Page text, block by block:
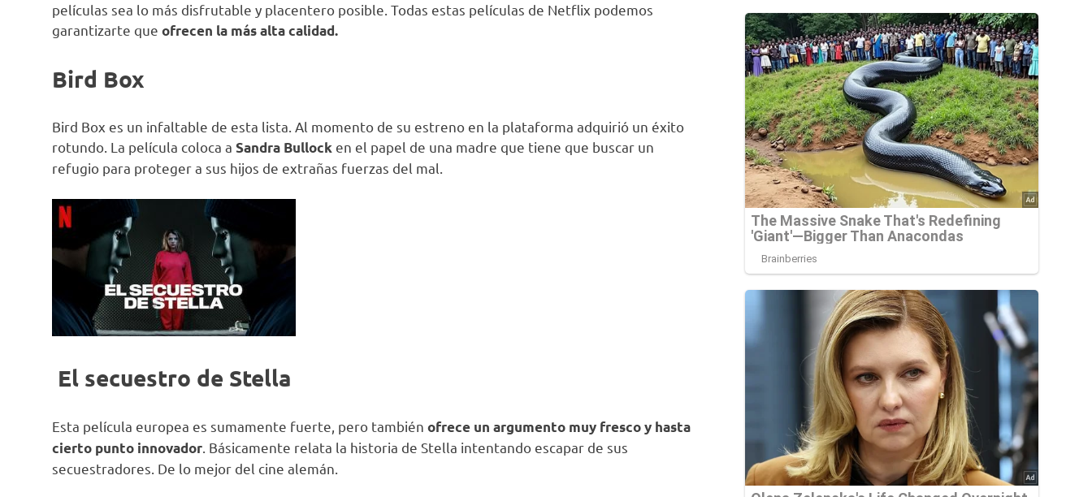
películas sea lo más disfrutable y placentero posible. Todas estas películas de Netflix podemos
garantizarte que ofrecen la más alta calidad.
Bird Box
Bird Box es un infaltable de esta lista. Al momento de su estreno en la plataforma adquirió un éxito
rotundo. La película coloca a Sandra Bullock en el papel de una madre que tiene que buscar un
refugio para proteger a sus hijos de extrañas fuerzas del mal.
El secuestro de Stella
Esta película europea es sumamente fuerte, pero también ofrece un argumento muy fresco y hasta
cierto punto innovador . Básicamente relata la historia de Stella intentando escapar de sus
secuestradores. De lo mejor del cine alemán.